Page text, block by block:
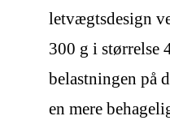
letvægtsdesign
300 g i størrelse
belastningen på
en mere